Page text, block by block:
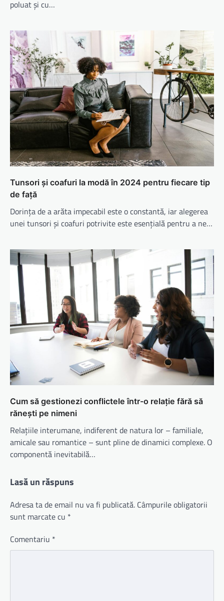
poluat și cu…
Tunsori și coafuri la modă în 2024 pentru fiecare tip
de față
Dorința de a arăta impecabil este o constantă, iar alegerea
unei tunsori și coafuri potrivite este esențială pentru a ne…
Cum să gestionezi conflictele într-o relație fără să
rănești pe nimeni
Relațiile interumane, indiferent de natura lor – familiale,
amicale sau romantice – sunt pline de dinamici complexe. O
componentă inevitabilă…
Lasă un răspuns
Adresa ta de email nu va fi publicată. Câmpurile obligatorii
sunt marcate cu *
Comentariu *